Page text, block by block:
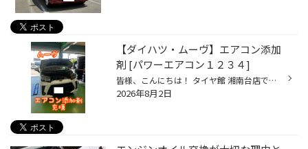
【ダイハツ・ムーヴ】エアコン添加
剤 [パワーエアコン１２３４]
皆様、こんにちは！ タイヤ館 湘南台店です！！ 本日のご紹介作業 本日は【ダイハツ・ムーヴ】の エアコン添加剤充填作業をご紹介いたします！ 7月も暑かったですけど ８月に入り、夏本番でさらに暑くなってきましたね。 今年から、特に暑い日は 猛暑日を超えた「酷暑日」と発表されるようになりま...
2026年8月2日